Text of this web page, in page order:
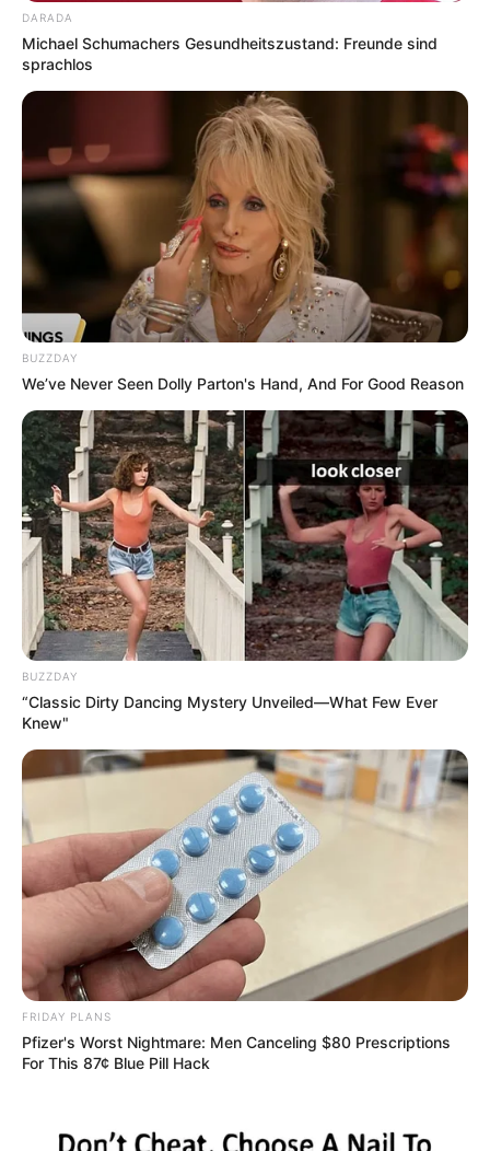
DARADA
Michael Schumachers Gesundheitszustand: Freunde sind
sprachlos
BUZZDAY
We’ve Never Seen Dolly Parton's Hand, And For Good Reason
BUZZDAY
“Classic Dirty Dancing Mystery Unveiled—What Few Ever
Knew"
FRIDAY PLANS
Pfizer's Worst Nightmare: Men Canceling $80 Prescriptions
For This 87¢ Blue Pill Hack